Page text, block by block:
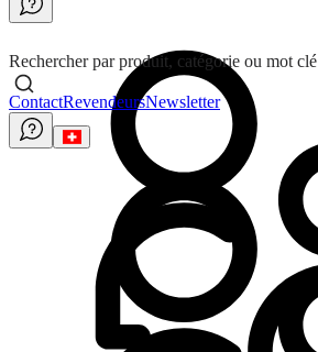
Rechercher par produit, catégorie ou mot clé
ContactRevendeursNewsletter